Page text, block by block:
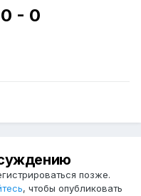
0 - 0
позже.
, чтобы опубликовать